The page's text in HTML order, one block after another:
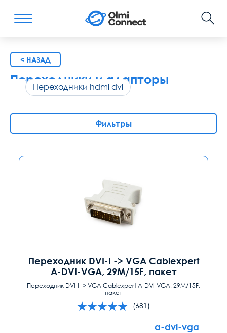
< НАЗАД
Переходники и адапторы
Переходники hdmi dvi
Фильтры
Переходник DVI-I -> VGA Cablexpert
A-DVI-VGA, 29M/15F, пакет
Переходник DVI-I -> VGA Cablexpert A-DVI-VGA, 29M/15F,
пакет
(681)
a-dvi-vga